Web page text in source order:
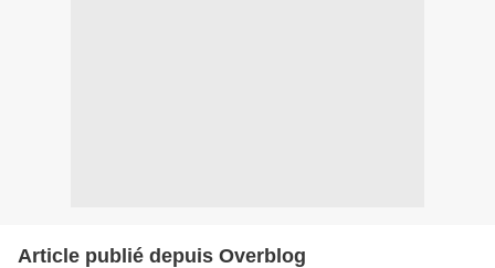
Article publié depuis Overblog